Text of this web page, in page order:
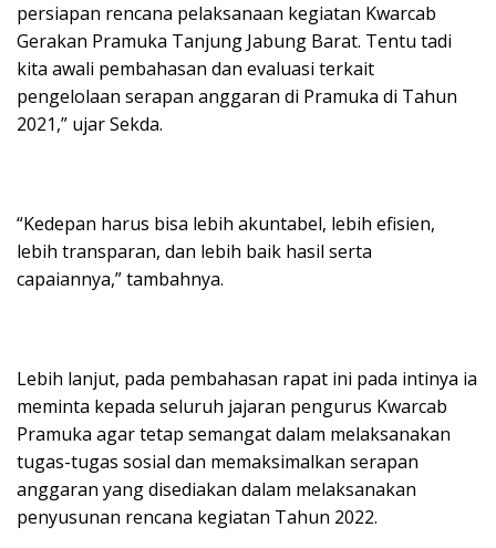
persiapan rencana pelaksanaan kegiatan Kwarcab
Gerakan Pramuka Tanjung Jabung Barat. Tentu tadi
kita awali pembahasan dan evaluasi terkait
pengelolaan serapan anggaran di Pramuka di Tahun
2021,” ujar Sekda.
“Kedepan harus bisa lebih akuntabel, lebih efisien,
lebih transparan, dan lebih baik hasil serta
capaiannya,” tambahnya.
Lebih lanjut, pada pembahasan rapat ini pada intinya ia
meminta kepada seluruh jajaran pengurus Kwarcab
Pramuka agar tetap semangat dalam melaksanakan
tugas-tugas sosial dan memaksimalkan serapan
anggaran yang disediakan dalam melaksanakan
penyusunan rencana kegiatan Tahun 2022.